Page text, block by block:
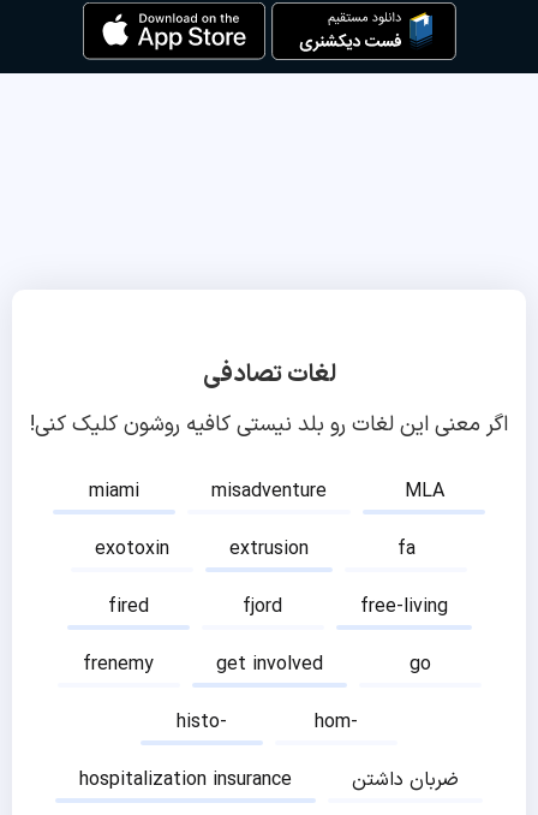
لغات تصادفی
اگر معنی این لغات رو بلد نیستی کافیه روشون کلیک کنی!
miami misadventure
MLA
exotoxin
extrusion
fa
fired
fjord
free-living
frenemy
get involved
go
histo-
hom-
hospitalization insurance
ضربان داشتن